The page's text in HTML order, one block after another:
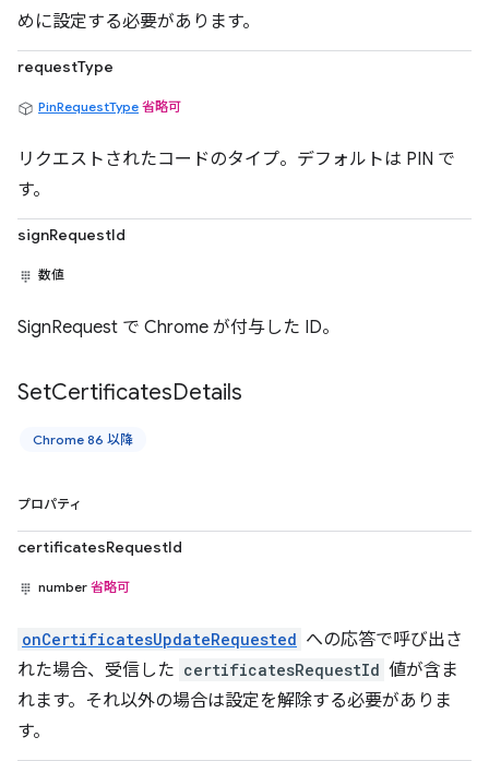
めに設定する必要があります。
requestType
PinRequestType 省略可
リクエストされたコードのタイプ。デフォルトは PIN で
す。
signRequestId
数値
SignRequest で Chrome が付与した ID。
SetCertificatesDetails
Chrome 86 以降
プロパティ
certificatesRequestId
number 省略可
onCertificatesUpdateRequested への応答で呼び出さ
れた場合、受信した certificatesRequestId 値が含ま
れます。それ以外の場合は設定を解除する必要がありま
す。